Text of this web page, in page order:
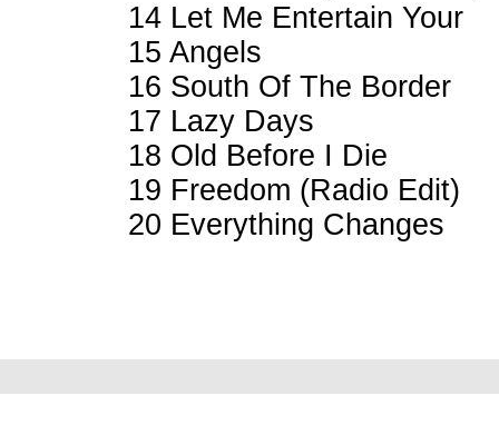
14 Let Me Entertain Your
15 Angels
16 South Of The Border
17 Lazy Days
18 Old Before I Die
19 Freedom (Radio Edit)
20 Everything Changes